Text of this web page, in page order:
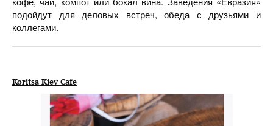
подойдут для деловых встреч, обеда с друзьями и
коллегами.
Koritsa Kiev Cafe